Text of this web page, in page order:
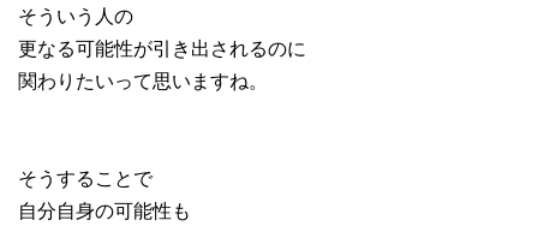
そういう人の
更なる可能性が引き出されるのに
関わりたいって思いますね。
そうすることで
自分自身の可能性も